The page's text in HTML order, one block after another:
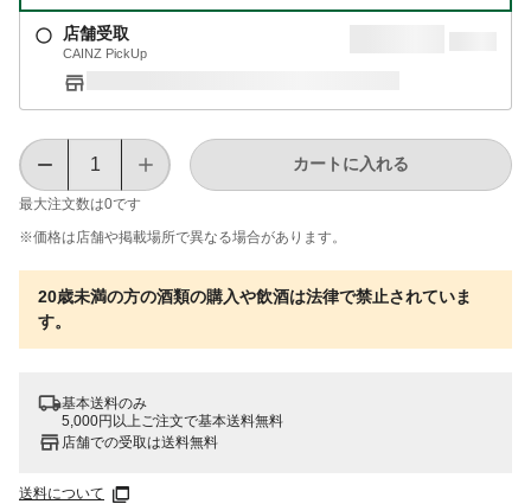
店舗受取
CAINZ PickUp
最大注文数は0です
カートに入れる
※価格は​店舗や​掲載場所で​異なる​場合が​あります。
20歳未満の方の酒類の購入や飲酒は法律で禁止されていま
す。
基本送料のみ
5,000円以上ご注文で基本送料無料
店舗での受取は送料無料
送料について